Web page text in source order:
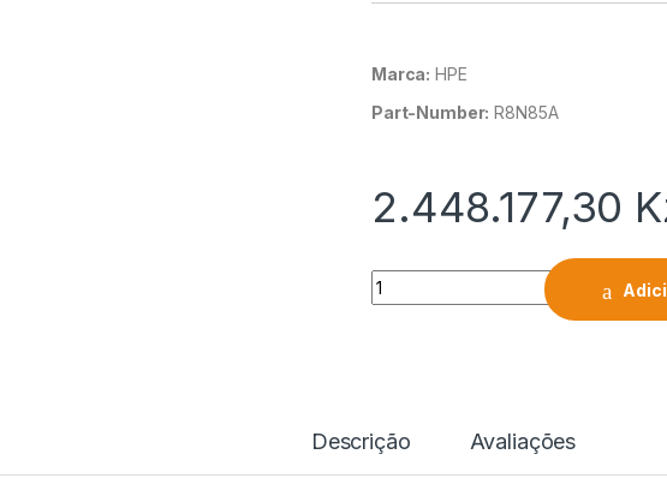
Marca: HPE
Part-Number: R8N85A
2.448.177,30
Quantidade
Descrição Avaliações